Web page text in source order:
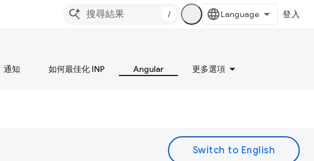
/ 登入
通知 如何最佳化 INP Angular 更多選項